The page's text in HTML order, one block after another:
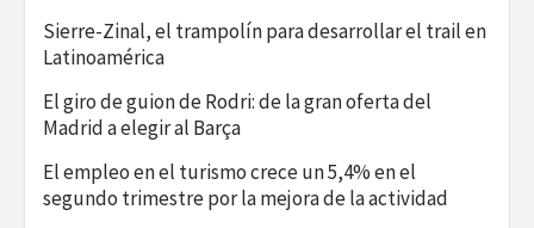
Sierre-Zinal, el trampolín para desarrollar el trail en
Latinoamérica
El giro de guion de Rodri: de la gran oferta del
Madrid a elegir al Barça
El empleo en el turismo crece un 5,4% en el
segundo trimestre por la mejora de la actividad